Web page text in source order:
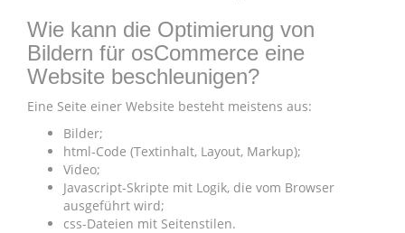
Wie kann die Optimierung von
Bildern für osCommerce eine
Website beschleunigen?
Eine Seite einer Website besteht meistens aus:
Bilder;
html-Code (Textinhalt, Layout, Markup);
Video;
Javascript-Skripte mit Logik, die vom Browser
ausgeführt wird;
css-Dateien mit Seitenstilen.